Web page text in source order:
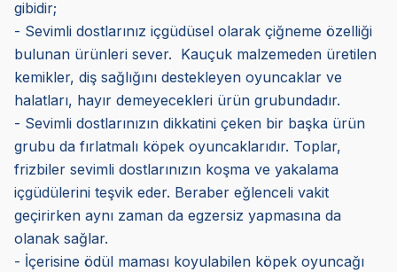
gibidir;
- Sevimli dostlarınız içgüdüsel olarak çiğneme özelliği
bulunan ürünleri sever. Kauçuk malzemeden üretilen
kemikler, diş sağlığını destekleyen oyuncaklar ve
halatları, hayır demeyecekleri ürün grubundadır.
- Sevimli dostlarınızın dikkatini çeken bir başka ürün
grubu da fırlatmalı köpek oyuncaklarıdır. Toplar,
frizbiler sevimli dostlarınızın koşma ve yakalama
içgüdülerini teşvik eder. Beraber eğlenceli vakit
geçirirken aynı zaman da egzersiz yapmasına da
olanak sağlar.
- İçerisine ödül maması koyulabilen köpek oyuncağı